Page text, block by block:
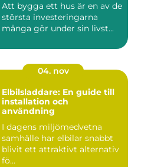
Att bygga ett hus är en av de
största investeringarna
många gör under sin livst...
04. nov
Elbilsladdare: En guide till
installation och
användning
I dagens miljömedvetna
samhälle har elbilar snabbt
blivit ett attraktivt alternativ
fö...